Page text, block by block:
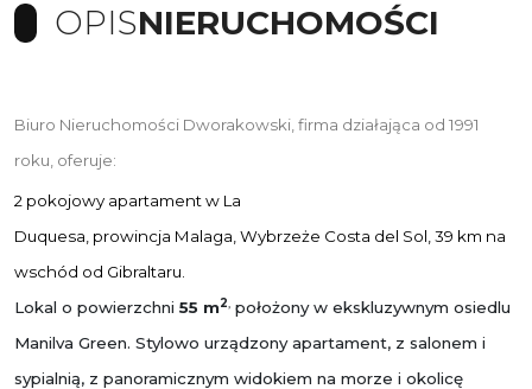
OPISNIERUCHOMOŚCI
Biuro Nieruchomości Dworakowski, firma działająca od 1991
roku, oferuje:
2 pokojowy apartament w La
Duquesa, prowincja Malaga, Wybrzeże Costa del Sol, 39 km na
wschód od Gibraltaru.
Lokal o powierzchni 55 m2, położony w ekskluzywnym osiedlu
Manilva Green. Stylowo urządzonyapartament, z salonem i
sypialnią, z panoramicznym widokiem na morze i okolicę